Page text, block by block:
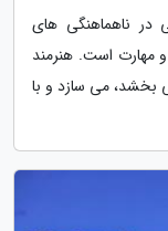
در ناهماهنگی های
مهارت است. هنرمند
بخشد، می سازد و با